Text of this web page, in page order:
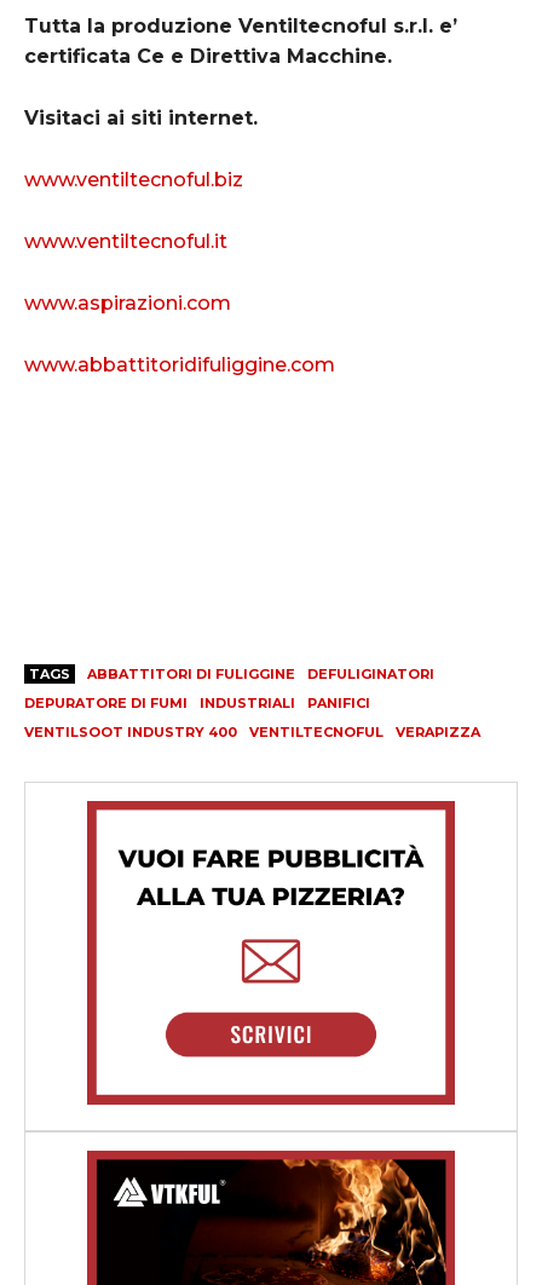
Tutta la produzione Ventiltecnoful s.r.l. e’
certificata Ce e Direttiva Macchine.
Visitaci ai siti internet.
www.ventiltecnoful.biz
www.ventiltecnoful.it
www.aspirazioni.com
www.abbattitoridifuliggine.com
TAGS ABBATTITORI DI FULIGGINE
DEFULIGINATORI
DEPURATORE DI FUMI
INDUSTRIALI
PANIFICI
VENTILSOOT INDUSTRY 400
VENTILTECNOFUL VERAPIZZA